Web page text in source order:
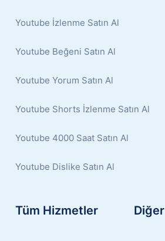
Youtube İzlenme Satın Al
Youtube Beğeni Satın Al
Youtube Yorum Satın Al
Youtube Shorts İzlenme Satın Al
Youtube 4000 Saat Satın Al
Youtube Dislike Satın Al
Tüm Hizmetler Diğer